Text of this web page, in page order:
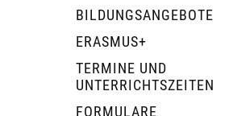
BILDUNGSANGEBOTE
ERASMUS+
TERMINE UND
UNTERRICHTSZEITEN
FORMULARE